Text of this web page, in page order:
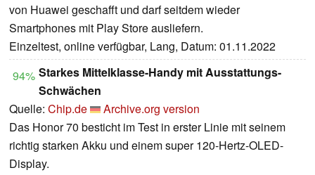
von Huawei geschafft und darf seitdem wieder
Smartphones mit Play Store ausliefern.
Einzeltest, online verfügbar, Lang, Datum: 01.11.2022
94% Starkes Mittelklasse-Handy mit Ausstattungs-
Schwächen
Quelle: Chip.de
Archive.org version
Das Honor 70 besticht im Test in erster Linie mit seinem
richtig starken Akku und einem super 120-Hertz-OLED-
Display.